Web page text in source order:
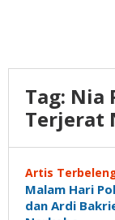
Tag: Nia
Terjerat
Artis
Malam Hari
dan Ardi